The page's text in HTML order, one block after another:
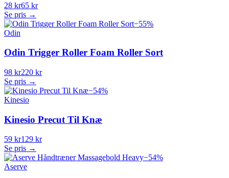
28 kr65 kr
Se pris →
−55%
Odin
Odin Trigger Roller Foam Roller Sort
98 kr220 kr
Se pris →
−54%
Kinesio
Kinesio Precut Til Knæ
59 kr129 kr
Se pris →
−54%
Aserve